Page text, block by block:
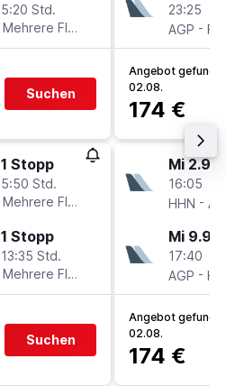
5:20 Std.
Mehrere Fluglinien
Suchen
1 Stopp
5:50 Std.
Mehrere Fluglinien
1 Stopp
13:35 Std.
Mehrere Fluglinien
Suchen
23:25
AGP -
Angebot
02.08.
174 €
Mi 2.9.
16:05
HHN -
Mi 9.9.
17:40
AGP -
Angebot
02.08.
174 €